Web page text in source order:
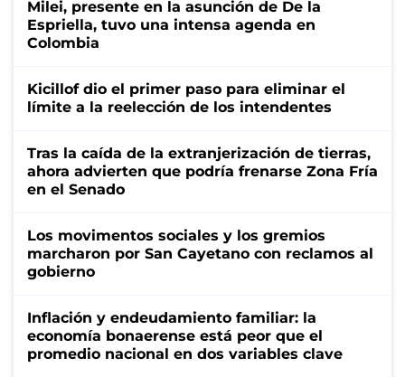
Milei, presente en la asunción de De la
Espriella, tuvo una intensa agenda en
Colombia
Kicillof dio el primer paso para eliminar el
límite a la reelección de los intendentes
Tras la caída de la extranjerización de tierras,
ahora advierten que podría frenarse Zona Fría
en el Senado
Los movimentos sociales y los gremios
marcharon por San Cayetano con reclamos al
gobierno
Inflación y endeudamiento familiar: la
economía bonaerense está peor que el
promedio nacional en dos variables clave